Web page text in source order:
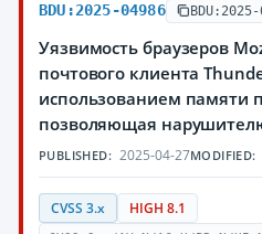
BDU:2025-04986
Уязвимость браузеров
почтового клиента
использованием памяти
позволяющая
PUBLISHED: 2025-04-27MODIFIED:
CVSS 3.x HIGH 8.1